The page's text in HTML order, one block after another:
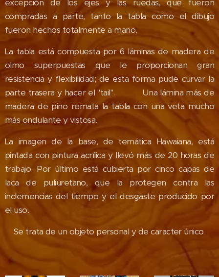
excepción de los ejes y las ruedas, que fueron
compradas a parte, tanto la tabla como el dibujo
fueron hechos totalmente a mano.
La tabla está compuesta por 6 láminas de madera de
olmo superpuestas que le proporcionan gran
resistencia y flexibilidad; de esta forma pude curvar la
parte trasera y hacer el "tail". Una lámina más de
madera de pino remata la tabla con una veta mucho
más ondulante y vistosa.
La imagen de la base, de temática Hawaiana, está
pintada con pintura acrílica y llevó más de 20 horas de
trabajo. Por último está cubierta por cinco capas de
laca de puliuretano, que la protegen contra las
inclemencias del tiempo y el desgaste producido por
el uso.
Se trata de un objeto personal y de caracter único.